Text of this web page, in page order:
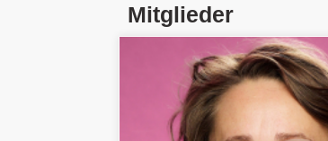
Mitglieder